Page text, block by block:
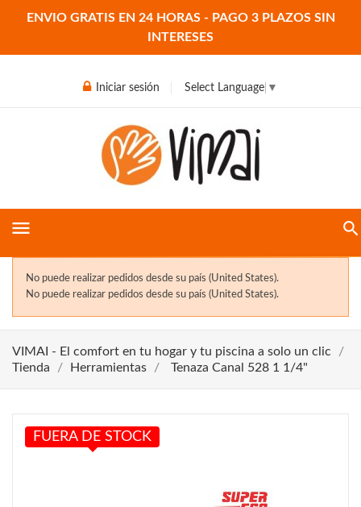
ENVIO GRATIS EN 24 HORAS - PAGO 3 PLAZOS SIN
INTERESES
Iniciar sesión Select Language ▼
menu
No puede realizar pedidos desde su país (United States).
No puede realizar pedidos desde su país (United States).
VIMAI - El comfort en tu hogar y tu piscina a solo un clic
Tienda
Herramientas Tenaza Canal 528 1 1/4"
FUERA DE STOCK